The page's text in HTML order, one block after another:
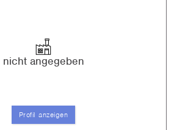
nicht angegeben
Profil anzeigen